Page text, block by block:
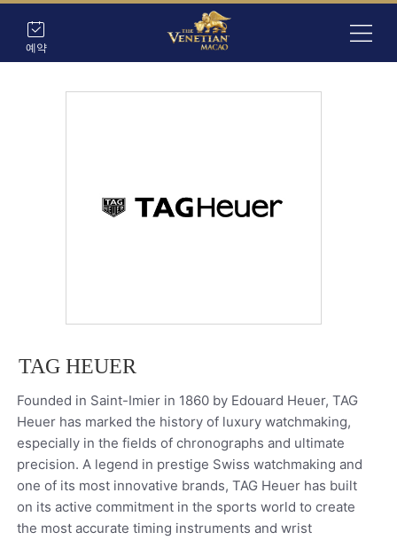
예약
TAG HEUER
Founded in Saint-Imier in 1860 by Edouard Heuer, TAG
Heuer has marked the history of luxury watchmaking,
especially in the fields of chronographs and ultimate
precision. A legend in prestige Swiss watchmaking and
one of its most innovative brands, TAG Heuer has built
on its active commitment in the sports world to create
the most accurate timing instruments and wrist